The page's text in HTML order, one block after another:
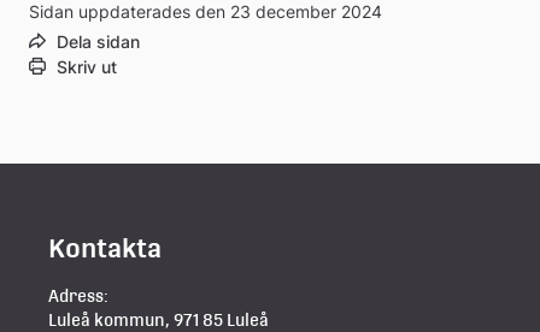
Sidan uppdaterades den 23 december 2024
Dela sidan
Skriv ut
Kontakta
Adress:
Luleå kommun, 971 85 Luleå